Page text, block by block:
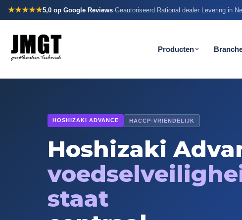
★★★★★5,0 op Google Reviews·Geautoriseerd Rational dealer·Levering in
Producten
HOSHIZAKI ADVANCE HACCP-VRIENDELIJK
Hoshizaki
staat